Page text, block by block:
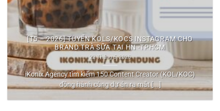
[T5 – 2026] TUYỂN KOLS/KOCS INSTAGRAM CHO
BRAND TRÀ SỮA TẠI HN -TPHCM
22 Tháng 5, 2026
iKonix Agency tìm kiếm 150 Content Creator (KOL/KOC)
đồng hành cùng dự án ra mắt [...]